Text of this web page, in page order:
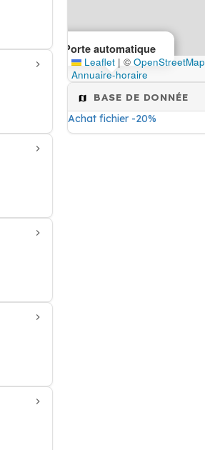
Porte automatique
Leaflet | © OpenStreetMap
Annuaire-horaire
BASE DE DONNÉE
Achat fichier -20%